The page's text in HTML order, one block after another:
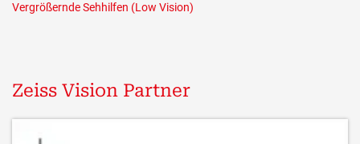
Vergrößernde Sehhilfen (Low Vision)
Zeiss Vision Partner